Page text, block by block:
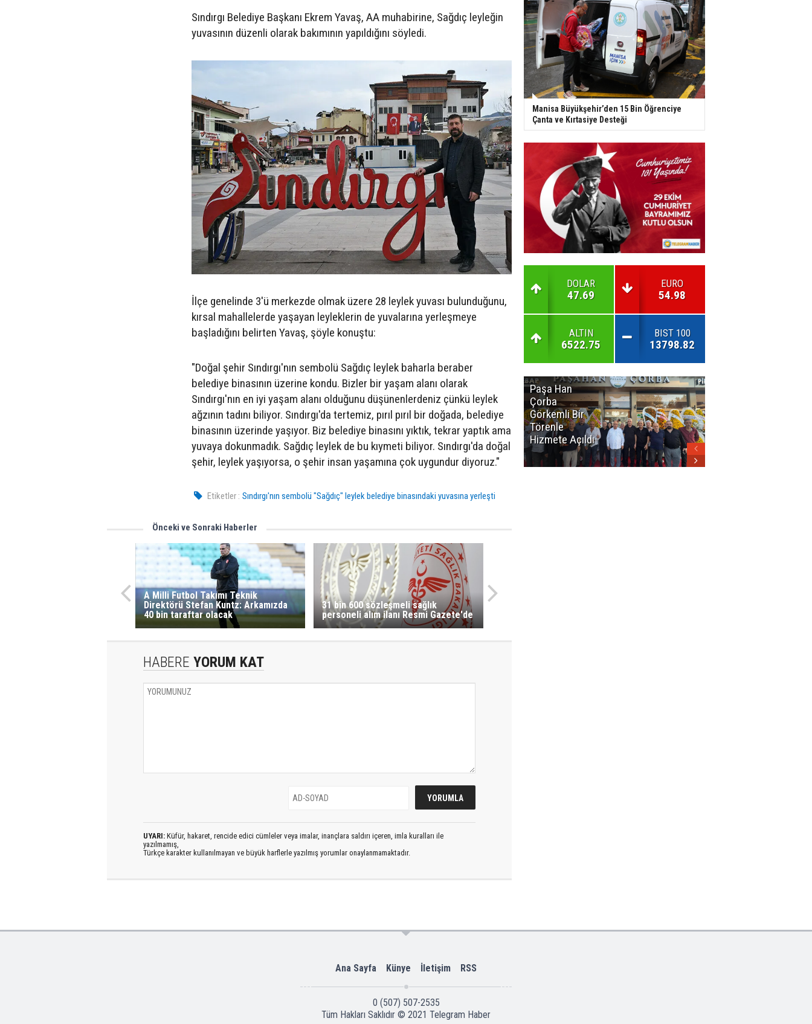
Sındırgı Belediye Başkanı Ekrem Yavaş, AA muhabirine, Sağdıç leyleğin
yuvasının düzenli olarak bakımının yapıldığını söyledi.
İlçe genelinde 3'ü merkezde olmak üzere 28 leylek yuvası bulunduğunu,
kırsal mahallelerde yaşayan leyleklerin de yuvalarına yerleşmeye
başladığını belirten Yavaş, şöyle konuştu:
"Doğal şehir Sındırgı'nın sembolü Sağdıç leylek baharla beraber
belediye binasının üzerine kondu. Bizler bir yaşam alanı olarak
Sındırgı'nın en iyi yaşam alanı olduğunu düşünenlerdeniz çünkü leylek
ağzının tadını biliyor. Sındırgı'da tertemiz, pırıl pırıl bir doğada, belediye
binasının üzerinde yaşıyor. Biz belediye binasını yıktık, tekrar yaptık ama
yuvaya dokunmadık. Sağdıç leylek de bu kıymeti biliyor. Sındırgı'da doğal
şehir, leylek yaşıyorsa, o şehir insan yaşamına çok uygundur diyoruz."
Etiketler : Sındırgı'nın sembolü "Sağdıç" leylek belediye binasındaki yuvasına yerleşti
Önceki ve Sonraki Haberler
A Milli Futbol Takımı Teknik
Direktörü Stefan Kuntz: Arkamızda
40 bin taraftar olacak
31 bin 600 sözleşmeli sağlık
personeli alım ilanı Resmi Gazete'de
HABERE YORUM KAT
UYARI: Küfür, hakaret, rencide edici cümleler veya imalar, inançlara saldırı içeren, imla kuralları ile
yazılmamış,
Türkçe karakter kullanılmayan ve büyük harflerle yazılmış yorumlar onaylanmamaktadır.
Manisa Büyükşehir’den 15 Bin Öğrenciye
Çanta ve Kırtasiye Desteği
DOLAR
47.69
EURO
54.98
ALTIN
6522.75
BIST 100
13798.82
Paşa Han
Çorba
Görkemli Bir
Törenle
Hizmete Açıldı
Ana Sayfa Künye İletişim RSS
0 (507) 507-2535
Tüm Hakları Saklıdır © 2021 Telegram Haber